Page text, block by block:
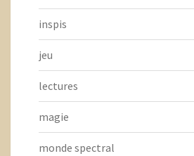
inspis
jeu
lectures
magie
monde spectral